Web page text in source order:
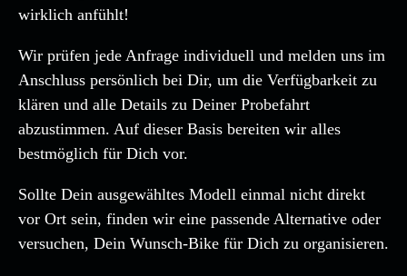
wirklich anfühlt!
Wir prüfen jede Anfrage individuell und melden uns im
Anschluss persönlich bei Dir, um die Verfügbarkeit zu
klären und alle Details zu Deiner Probefahrt
abzustimmen. Auf dieser Basis bereiten wir alles
bestmöglich für Dich vor.
Sollte Dein ausgewähltes Modell einmal nicht direkt
vor Ort sein, finden wir eine passende Alternative oder
versuchen, Dein Wunsch-Bike für Dich zu organisieren.